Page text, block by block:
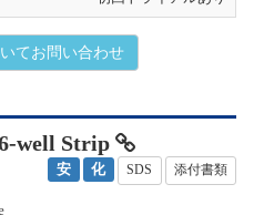
てお問い合わせ
well Strip
安 化 SDS 添付書類